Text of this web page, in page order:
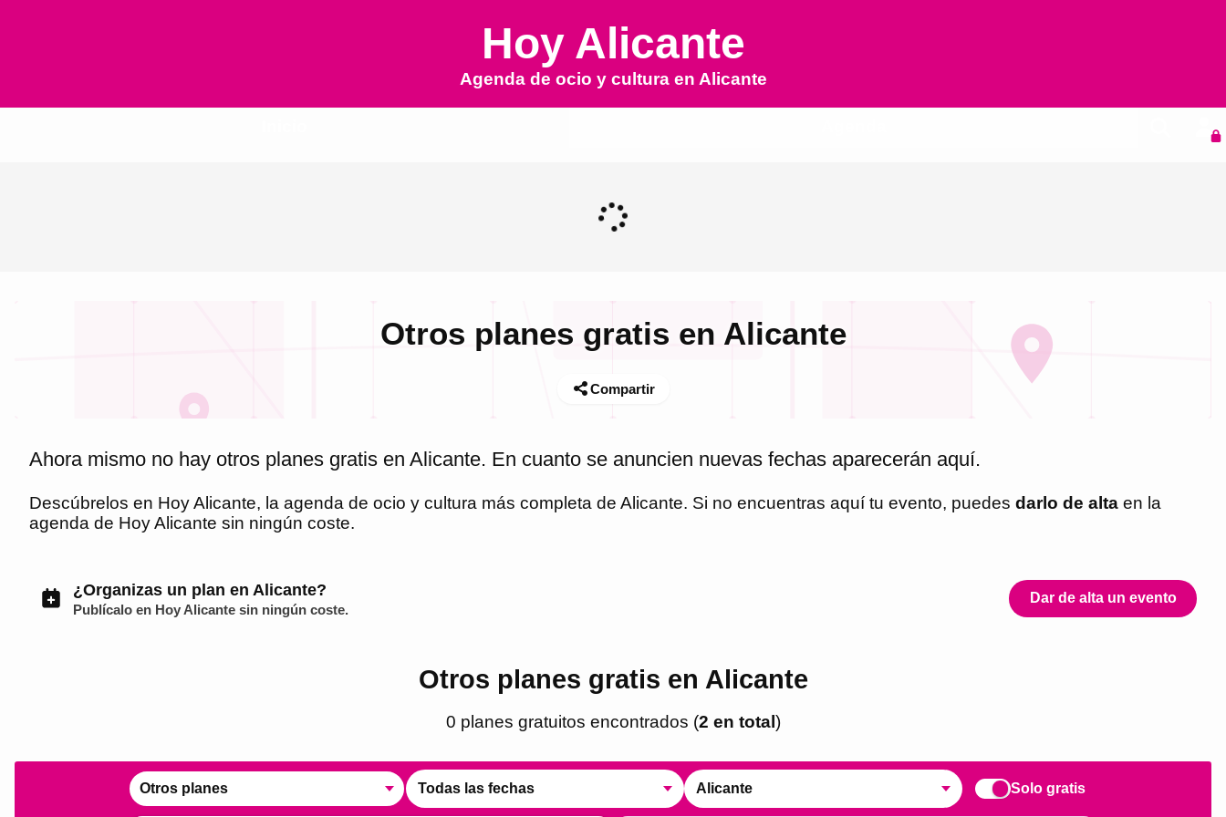
Hoy Alicante
Agenda de ocio y cultura en Alicante
Otros planes gratis en Alicante
Compartir
Ahora mismo no hay otros planes gratis en Alicante. En cuanto se anuncien nuevas fechas aparecerán aquí.
Descúbrelos en Hoy Alicante, la agenda de ocio y cultura más completa de Alicante. Si no encuentras aquí tu evento, puedes darlo de alta en la
agenda de Hoy Alicante sin ningún coste.
¿Organizas un plan en Alicante?
Publícalo en Hoy Alicante sin ningún coste.
Dar de alta un evento
Otros planes gratis en Alicante
0 planes gratuitos encontrados (2 en total )
Otros planes Todas las fechas Alicante Solo gratis